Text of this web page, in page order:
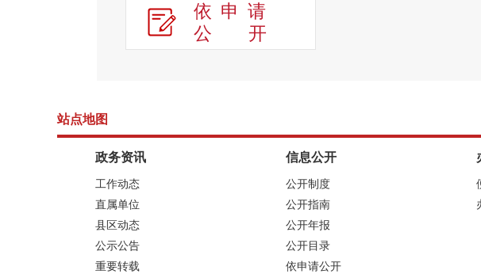
依申请
公
开
站点地图
政务资讯
工作动态
直属单位
县区动态
公示公告
重要转载
信息公开
公开制度
公开指南
公开年报
公开目录
依申请公开